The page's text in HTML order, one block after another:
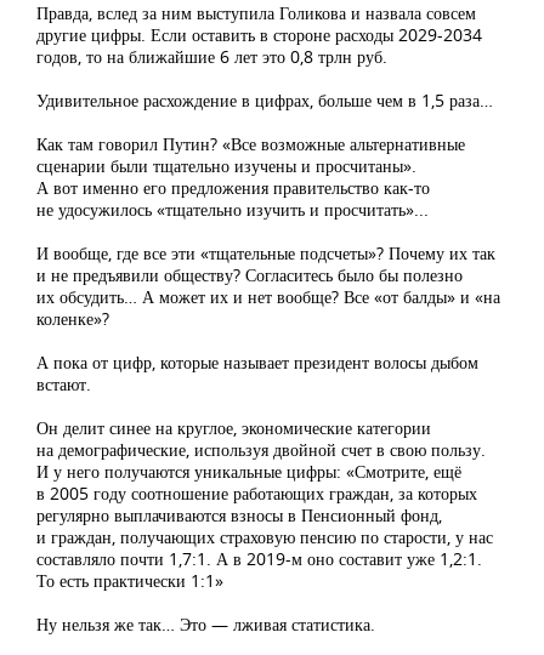
Правда, вслед за ним выступила Голикова и назвала совсем
другие цифры. Если оставить в стороне расходы 2029-2034
годов, то на ближайшие 6 лет это 0,8 трлн руб.
Удивительное расхождение в цифрах, больше чем в 1,5 раза…
Как там говорил Путин? «Все возможные альтернативные
сценарии были тщательно изучены и просчитаны».
А вот именно его предложения правительство как-то
не удосужилось «тщательно изучить и просчитать»...
И вообще, где все эти «тщательные подсчеты»? Почему их так
и не предъявили обществу? Согласитесь было бы полезно
их обсудить… А может их и нет вообще? Все «от балды» и «на
коленке»?
А пока от цифр, которые называет президент волосы дыбом
встают.
Он делит синее на круглое, экономические категории
на демографические, используя двойной счет в свою пользу.
И у него получаются уникальные цифры: «Смотрите, ещё
в 2005 году соотношение работающих граждан, за которых
регулярно выплачиваются взносы в Пенсионный фонд,
и граждан, получающих страховую пенсию по старости, у нас
составляло почти 1,7:1. А в 2019-м оно составит уже 1,2:1.
То есть практически 1:1»
Ну нельзя же так… Это — лживая статистика.